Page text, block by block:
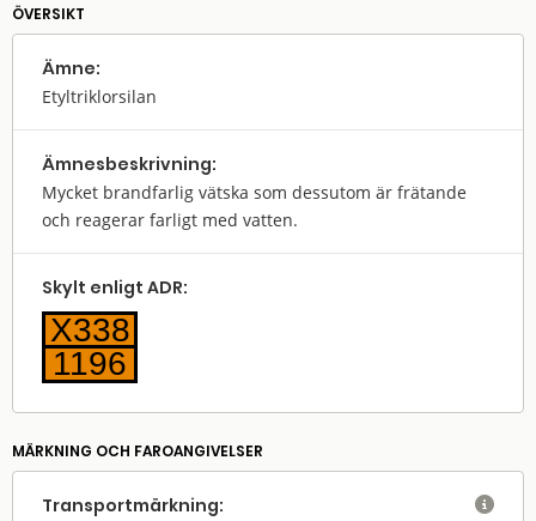
ÖVERSIKT
Ämne:
Etyltriklorsilan
Ämnes­beskrivning:
Mycket brandfarlig vätska som dessutom är frätande
och reagerar farligt med vatten.
Skylt enligt ADR:
X338
1196
MÄRKNING OCH FAROANGIVELSER
Transport­märkning: 